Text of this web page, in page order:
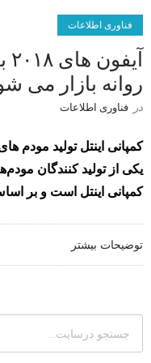
فناوری اطلاعات
روانه بازار می
در فناوری اطلاعات
یکی از تولید کنندگان
کمپانی اینتل است و بر
توضیحات بیشتر